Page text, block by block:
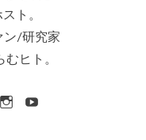
ト。
ン/研究家
ヒト。